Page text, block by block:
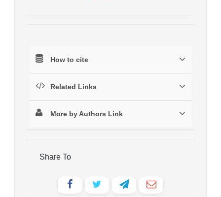
How to cite
Related Links
More by Authors Link
Share To